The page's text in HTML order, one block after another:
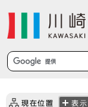
現在位置 表示